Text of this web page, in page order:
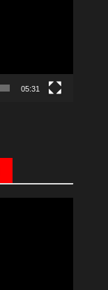
05:31